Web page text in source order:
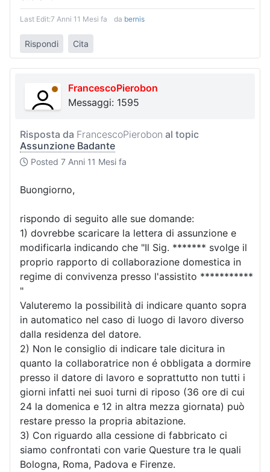
Last Edit:7 Anni 11 Mesi fa da bernis
Rispondi Cita
FrancescoPierobon
Messaggi: 1595
Risposta da FrancescoPierobon al topic
Assunzione Badante
Posted 7 Anni 11 Mesi fa
Buongiorno,
rispondo di seguito alle sue domande:
1) dovrebbe scaricare la lettera di assunzione e
modificarla indicando che "Il Sig. ******* svolge il
proprio rapporto di collaborazione domestica in
regime di convivenza presso l'assistito ***********
"
Valuteremo la possibilità di indicare quanto sopra
in automatico nel caso di luogo di lavoro diverso
dalla residenza del datore.
2) Non le consiglio di indicare tale dicitura in
quanto la collaboratrice non é obbligata a dormire
presso il datore di lavoro e soprattutto non tutti i
giorni infatti nei suoi turni di riposo (36 ore di cui
24 la domenica e 12 in altra mezza giornata) può
restare presso la propria abitazione.
3) Con riguardo alla cessione di fabbricato ci
siamo confrontati con varie Questure tra le quali
Bologna, Roma, Padova e Firenze.